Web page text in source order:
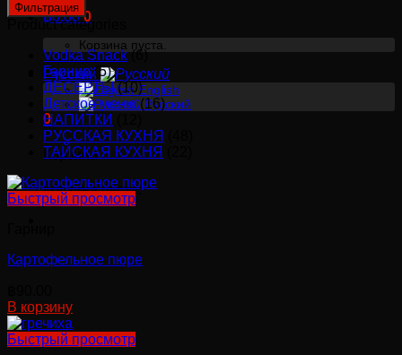
฿0.00 0
Корзина пуста.
Русский
English
Русский
0
Корзина
Корзина пуста.
цена
Фильтрация
Product categories
Vodka Snack (6)
Гарнир (5)
ДЕСЕРТЫ (10)
Детское меню (16)
НАПИТКИ
РУССКАЯ КУХНЯ
ТАЙСКАЯ КУХНЯ
Быстрый просмотр
Картофельное пюре
В корзину
Быстрый просмотр